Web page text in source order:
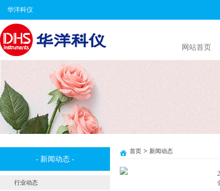
华洋科仪
网站首页
- 新闻动态 -
行业动态
首页 > 新闻动态